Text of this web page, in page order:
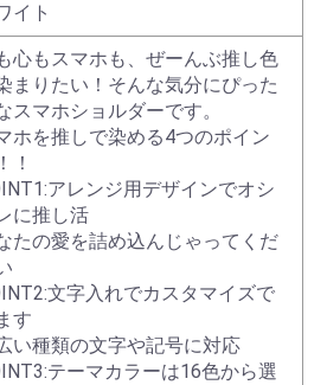
イト
心もスマホも、ぜーんぶ推し色
まりたい！そんな気分にぴった
スマホショルダーです。
ホを推しで染める4つのポイン
！
アレンジ用デザインでオシ
に推し活
たの愛を詰め込んじゃってくだ
文字入れでカスタマイズで
す
い種類の文字や記号に対応
テーマカラーは16色から選